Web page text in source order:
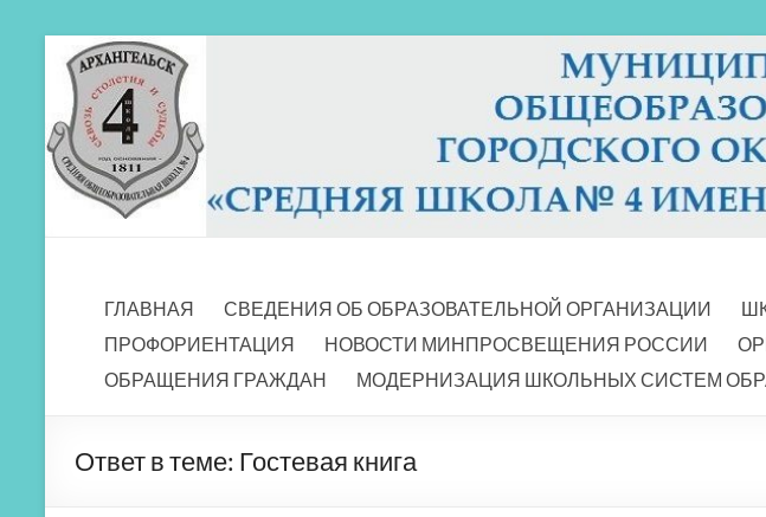
Перейти
содержимому
МБОУ СШ 4
ГЛАВНАЯ
СВЕДЕНИЯ ОБ ОБРАЗОВАТЕЛЬНОЙ ОРГАНИЗАЦИИ
ПРОФОРИЕНТАЦИЯ
НОВОСТИ МИНПРОСВЕЩЕНИЯ РОССИИ
ОБРАЩЕНИЯ ГРАЖДАН
МОДЕРНИЗАЦИЯ ШКОЛЬНЫХ СИСТЕМ
Ответ в теме: Гостевая книга